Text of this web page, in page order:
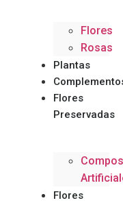
Flores
Rosas
Plantas
Flores
Preservadas
Flores